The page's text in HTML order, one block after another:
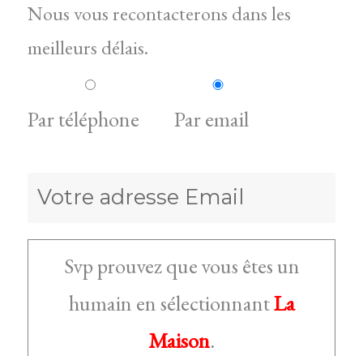
Nous vous recontacterons dans les
meilleurs délais.
Par téléphone Par email
Svp prouvez que vous êtes un
humain en sélectionnantLa
Maison.